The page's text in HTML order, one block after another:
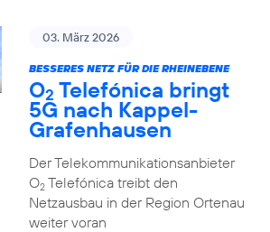
03. März 2026
BESSERES NETZ FÜR DIE RHEINEBENE
O2 Telefónica bringt
5G nach Kappel-
Grafenhausen
Der Telekommunikationsanbieter
O2Telefónica treibt den
Netzausbau in der Region Ortenau
weiter voran